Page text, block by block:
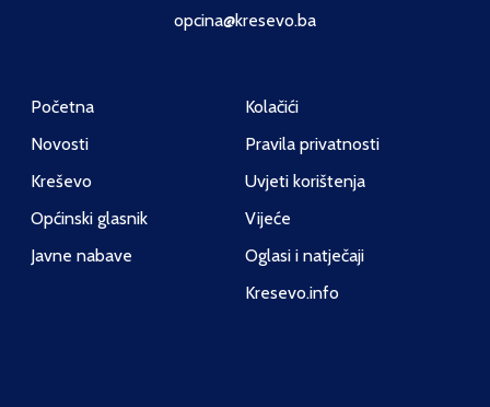
opcina@kresevo.ba
Početna
Novosti
Kreševo
Općinski glasnik
Javne nabave
Kolačići
Pravila privatnosti
Uvjeti korištenja
Vijeće
Oglasi i natječaji
Kresevo.info